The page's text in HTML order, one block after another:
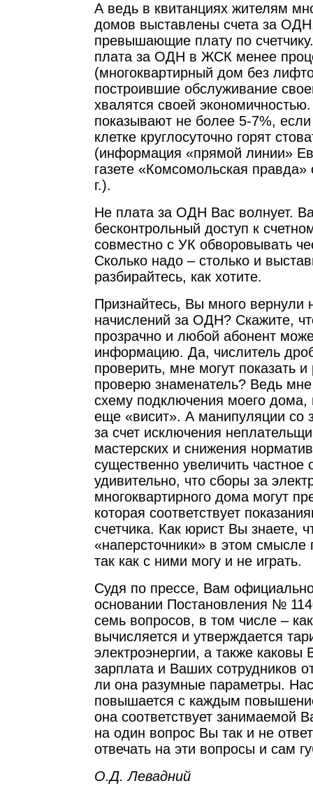
А ведь в квитанциях жителям
домов выставлены счета за
превышающие плату по
плата за ОДН в ЖСК менее
(многоквартирный дом без
построившие обслуживание
хвалятся своей
показывают не более 5-7%,
клетке круглосуточно горят
(информация «прямой линии»
газете «Комсомольская правда»
г.).
Не плата за ОДН Вас волнует.
бесконтрольный доступ к
совместно с УК обворовывать
Сколько надо – столько и
разбирайтесь, как хотите.
Признайтесь, Вы много вернули
начислений за ОДН? Скажите,
прозрачно и любой абонент
информацию. Да, числитель
проверить, мне могут показать
проверю знаменатель? Ведь
схему подключения моего
еще «висит». А манипуляции со
за счет исключения
мастерских и снижения
существенно увеличить частное
удивительно, что сборы за
многоквартирного дома могут
которая соответствует
счетчика. Как юрист Вы знаете,
«наперсточники» в этом смысле
так как с ними могу и не играть.
Судя по прессе, Вам
основании Постановления №
семь вопросов, в том числе –
вычисляется и утверждается
электроэнергии, а также каковы
зарплата и Ваших сотрудников
ли она разумные параметры.
повышается с каждым
она соответствует занимаемой
на один вопрос Вы так и не
отвечать на эти вопросы и сам
О.Д. Левадний